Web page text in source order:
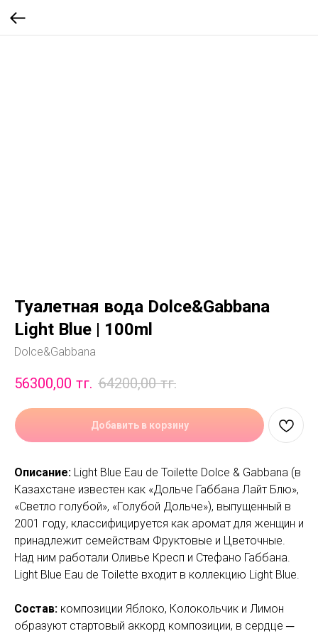
Туалетная вода Dolce&Gabbana
Light Blue | 100ml
Dolce&Gabbana
56300,00 тг. 64200,00 тг.
Добавить в корзину
Описание: Light Blue Eau de Toilette Dolce & Gabbana (в
Казахстане известен как «Дольче Габбана Лайт Блю»,
«Светло голубой», «Голубой Дольче»), выпущенный в
2001 году, классифицируется как аромат для женщин и
принадлежит семействам Фруктовые и Цветочные.
Над ним работали Оливье Кресп и Стефано Габбана.
Light Blue Eau de Toilette входит в коллекцию Light Blue.
Состав: композиции Яблоко, Колокольчик и Лимон
образуют стартовый аккорд композиции, в сердце ─